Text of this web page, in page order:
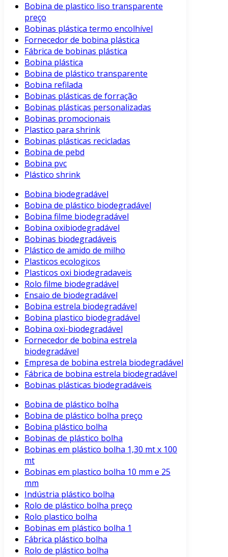
Bobina de plastico liso transparente
preço
Bobinas plástica termo encolhível
Fornecedor de bobina plástica
Fábrica de bobinas plástica
Bobina plástica
Bobina de plástico transparente
Bobina refilada
Bobinas plásticas de forração
Bobinas plásticas personalizadas
Bobinas promocionais
Plastico para shrink
Bobinas plásticas recicladas
Bobina de pebd
Bobina pvc
Plástico shrink
Bobina biodegradável
Bobina de plástico biodegradável
Bobina filme biodegradável
Bobina oxibiodegradável
Bobinas biodegradáveis
Plástico de amido de milho
Plasticos ecologicos
Plasticos oxi biodegradaveis
Rolo filme biodegradável
Ensaio de biodegradável
Bobina estrela biodegradável
Bobina plastico biodegradável
Bobina oxi-biodegradável
Fornecedor de bobina estrela
biodegradável
Empresa de bobina estrela biodegradável
Fábrica de bobina estrela biodegradável
Bobinas plásticas biodegradáveis
Bobina de plástico bolha
Bobina de plástico bolha preço
Bobina plástico bolha
Bobinas de plástico bolha
Bobinas em plástico bolha 1,30 mt x 100
mt
Bobinas em plastico bolha 10 mm e 25
mm
Indústria plástico bolha
Rolo de plástico bolha preço
Rolo plastico bolha
Bobinas em plástico bolha 1
Fábrica plástico bolha
Rolo de plástico bolha